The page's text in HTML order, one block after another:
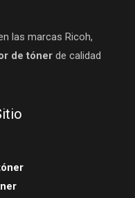
las marcas Ricoh,
de tóner de calidad